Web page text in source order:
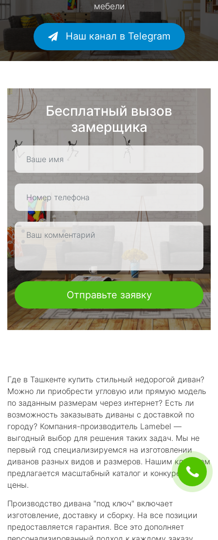
мебели
Наш канал в Telegram
Бесплатный вызов
замерщика
Отправьте заявку
Где в Ташкенте купить стильный недорогой диван?
Можно ли приобрести угловую или прямую модель
по заданным размерам через интернет? Есть ли
возможность заказывать диваны с доставкой по
городу? Компания-производитель Lamebel —
выгодный выбор для решения таких задач. Мы не
первый год специализируемся на изготовлении
диванов разных видов и размеров. Нашим клиентам
предлагается масштабный каталог и конкурентные
цены.
Производство дивана "под ключ" включает
изготовление, доставку и сборку. На все позиции
предоставляется гарантия. Все это дополняет